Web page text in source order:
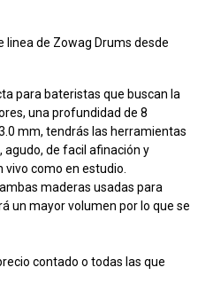
linea de Zowag Drums desde
para bateristas que buscan la
una profundidad de 8
mm, tendrás las herramientas
de facil afinación y
como en estudio.
maderas usadas para
un mayor volumen por lo que se
contado o todas las que